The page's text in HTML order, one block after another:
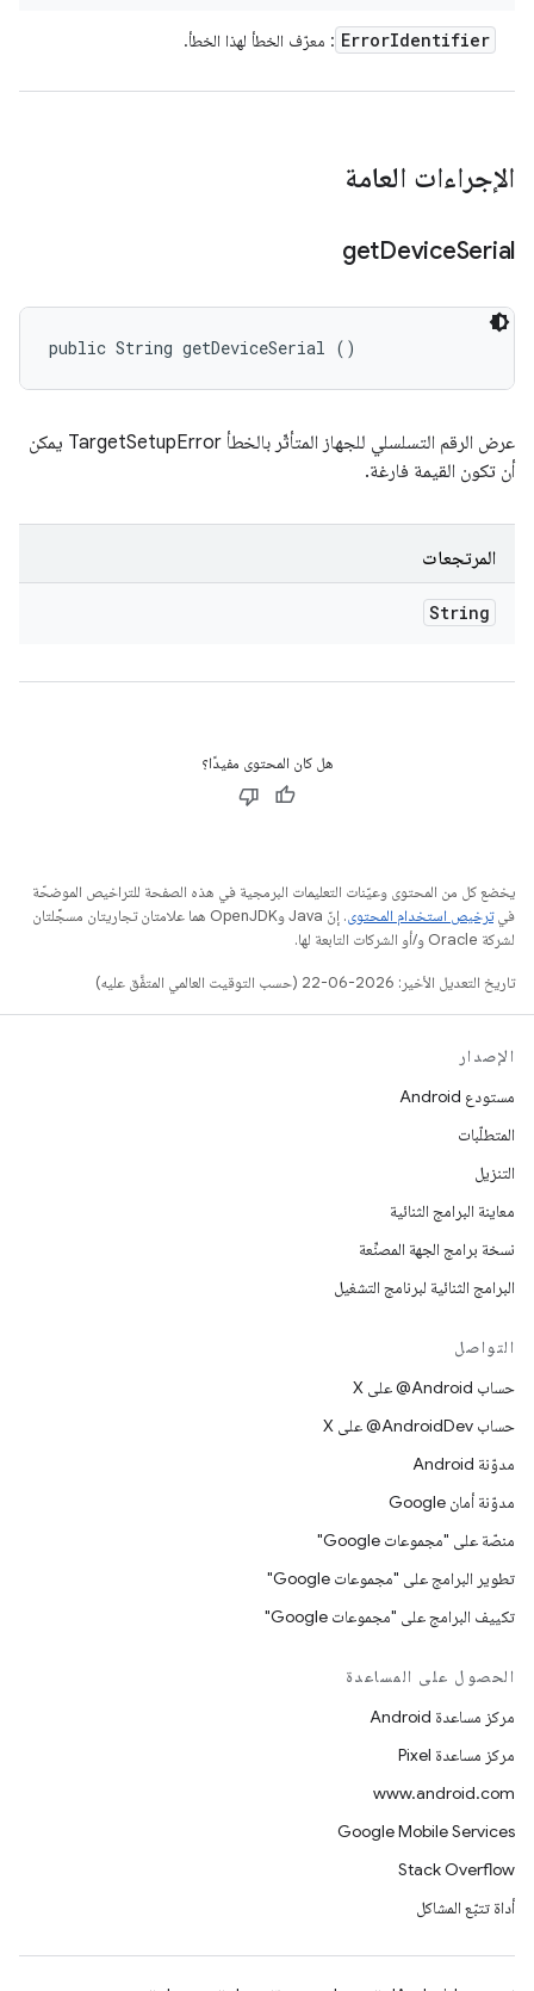
ErrorIdentifier : معرّف الخطأ لهذا الخطأ.
الإجراءات العامة
getDeviceSerial
public String getDeviceSerial ()
عرض الرقم التسلسلي للجهاز المتأثّر بالخطأ TargetSetupError يمكن
أن تكون القيمة فارغة.
المرتجعات
String
هل كان المحتوى مفيدًا؟
يخضع كل من المحتوى وعيّنات التعليمات البرمجية في هذه الصفحة للتراخيص الموضحّة
فيترخيص استخدام المحتوى
. إنّ Java وOpenJDK هما علامتان تجاريتان مسجَّلتان
لشركة Oracle و/أو الشركات التابعة لها.
تاريخ التعديل الأخير: 2026-06-22 (حسب التوقيت العالمي المتفَّق عليه)
الإصدار
مستودع Android
المتطلّبات
التنزيل
معاينة البرامج الثنائية
نسخة برامج الجهة المصنِّعة
البرامج الثنائية لبرنامج التشغيل
التواصل
حساب ‎@Android على X
حساب ‎@AndroidDev على X
مدوّنة Android
مدوّنة أمان Google
منصّة على "مجموعات Google"
تطوير البرامج على "مجموعات Google"
تكييف البرامج على "مجموعات Google"
الحصول على المساعدة
مركز مساعدة Android
مركز مساعدة Pixel
www.android.com
Google Mobile Services
Stack Overflow
أداة تتبّع المشاكل